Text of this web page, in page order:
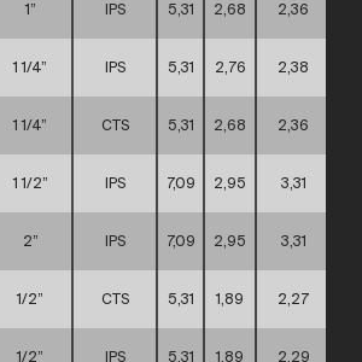
1” IPS 5,31 2,68 2,36
1 1/4” IPS 5,31 2,76 2,38
1 1/4” CTS 5,31 2,68 2,36
1 1/2” IPS 7,09 2,95 3,31
2” IPS 7,09 2,95 3,31
1/2” CTS 5,31 1,89 2,27
1/2” IPS 5,31 1,89 2,29